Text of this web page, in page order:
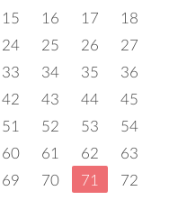
15 16 17
18
24 25 26
27
33 34 35
36
42 43 44
45
51 52 53
54
60 61 62
63
69 70 71
72